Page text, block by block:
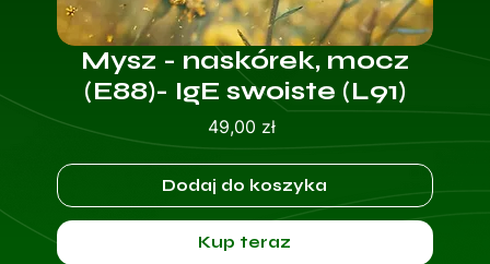
Mysz - naskórek, mocz
(E88)- IgE swoiste (L91)
49,00 złCena
Dodaj do koszyka
Kup teraz